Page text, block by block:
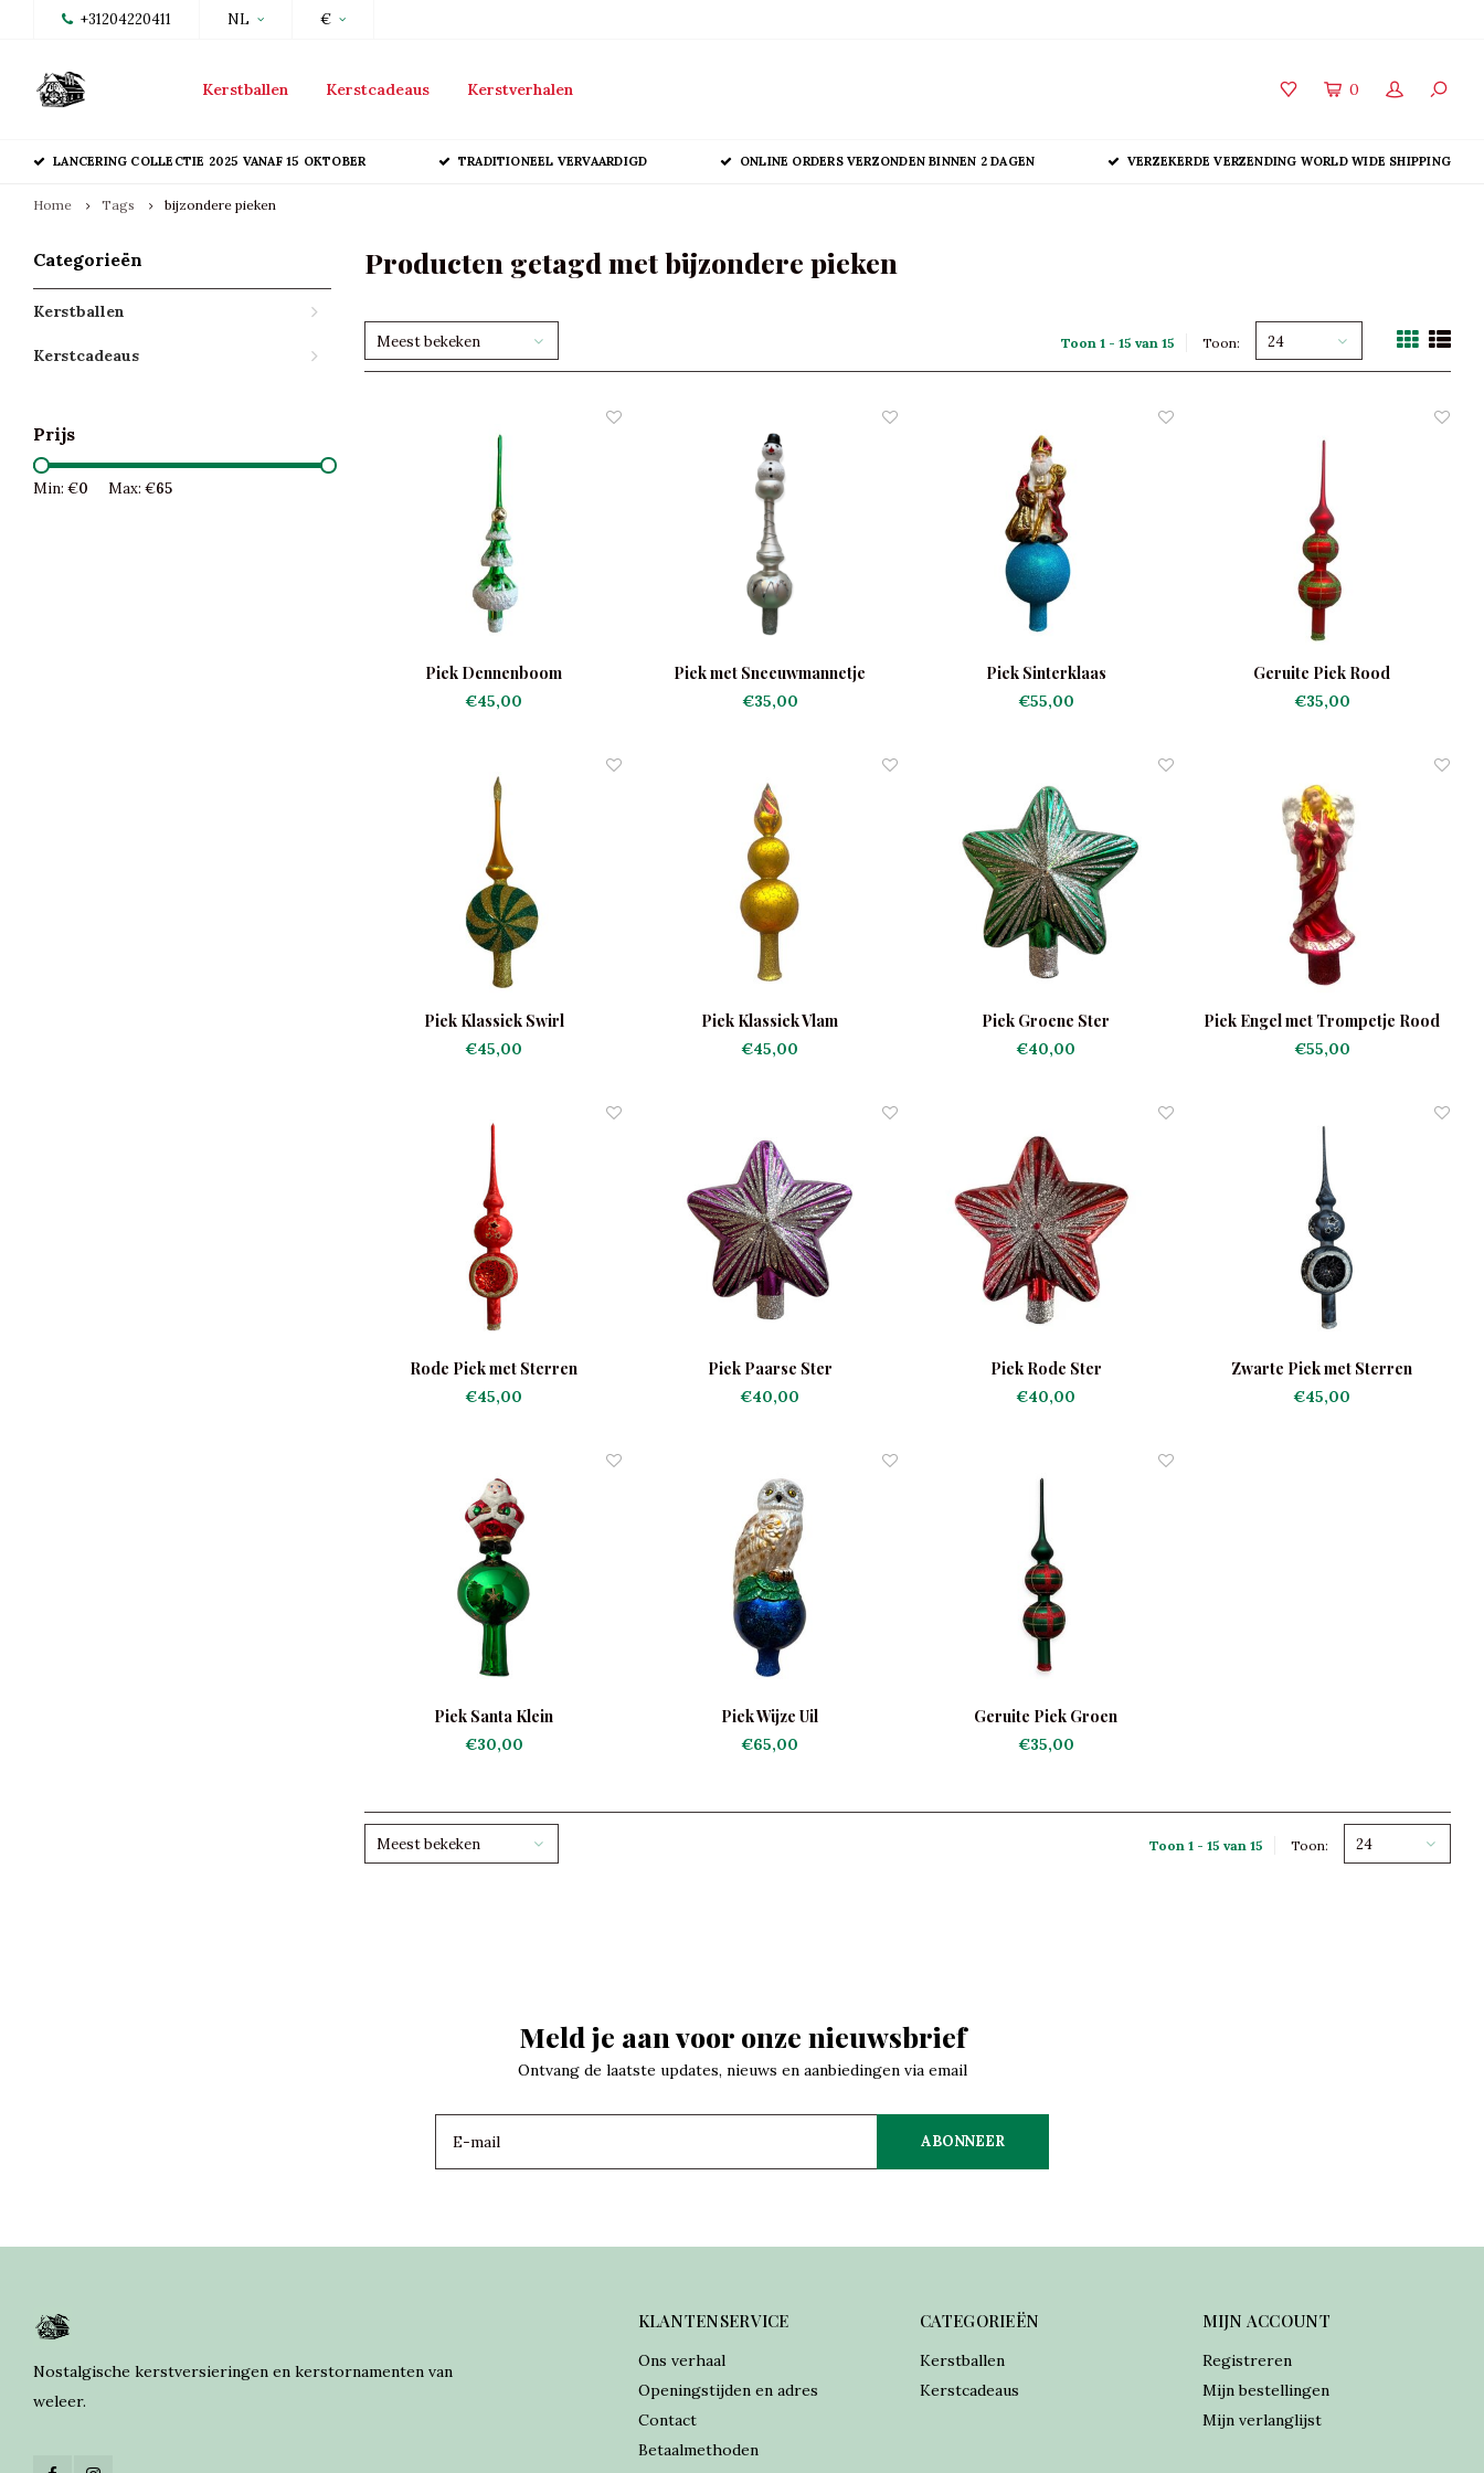
+31204220411 NL €
Kerstballen Kerstcadeaus Kerstverhalen 0
LANCERING COLLECTIE 2025 VANAF 15 OKTOBER TRADITIONEEL VERVAARDIGD ONLINE ORDERS VERZONDEN BINNEN 2 DAGEN VERZEKERDE VERZENDING WORLD WIDE SHIPPING
Home Tags bijzondere pieken
Categorieën
Kerstballen
Kerstcadeaus
Prijs
Min: €0 Max: €65
Producten getagd met bijzondere pieken
Meest bekeken Toon 1 - 15 van 15 Toon: 24
Piek Dennenboom
€45,00
Piek met Sneeuwmannetje
€35,00
Piek Sinterklaas
€55,00
Geruite Piek Rood
€35,00
Piek Klassiek Swirl
€45,00
Piek Klassiek Vlam
€45,00
Piek Groene Ster
€40,00
Piek Engel met Trompetje Rood
€55,00
Rode Piek met Sterren
€45,00
Piek Paarse Ster
€40,00
Piek Rode Ster
€40,00
Zwarte Piek met Sterren
€45,00
Piek Santa Klein
€30,00
Piek Wijze Uil
€65,00
Geruite Piek Groen
€35,00
Meest bekeken Toon 1 - 15 van 15 Toon: 24
Meld je aan voor onze nieuwsbrief
Ontvang de laatste updates, nieuws en aanbiedingen via email
ABONNEER
Nostalgische kerstversieringen en kerstornamenten van
weleer.
KLANTENSERVICE
Ons verhaal
Openingstijden en adres
Contact
Betaalmethoden
CATEGORIEËN
Kerstballen
Kerstcadeaus
MIJN ACCOUNT
Registreren
Mijn bestellingen
Mijn verlanglijst